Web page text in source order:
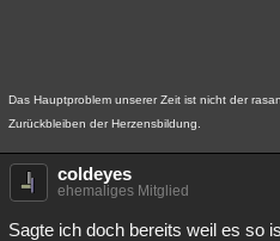
Das Hauptproblem unserer Zeit ist nicht der
Zurückbleiben der Herzensbildung.
coldeyes
ehemaliges Mitglied
Sagte ich doch bereits weil es so